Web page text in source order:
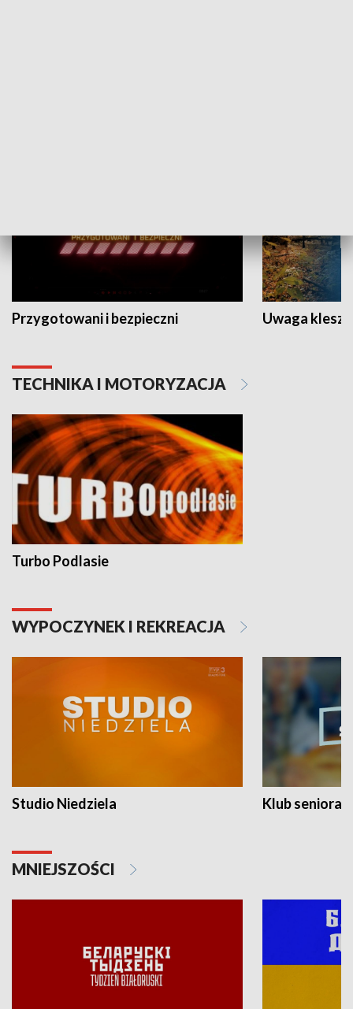
Przygotowani i bezpieczni Uwaga
TECHNIKA I MOTORYZACJA
Turbo Podlasie
WYPOCZYNEK I REKREACJA
Studio Niedziela Klub seniora
MNIEJSZOŚCI